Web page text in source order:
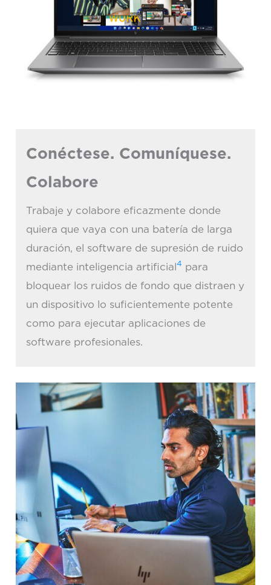
Conéctese. Comuníquese.
Colabore
Trabaje y colabore eficazmente donde
quiera que vaya con una batería de larga
duración, el software de supresión de ruido
mediante inteligencia artificial4 para
bloquear los ruidos de fondo que distraen y
un dispositivo lo suficientemente potente
como para ejecutar aplicaciones de
software profesionales.